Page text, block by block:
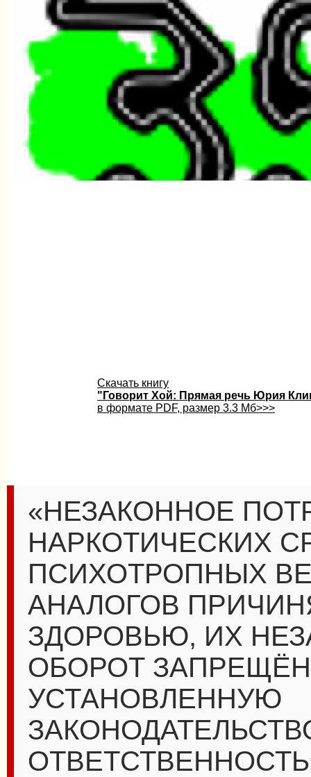
Скачать книгу
"Говорит Хой: Прямая речь Юрия
в формате PDF, размер 3.3 Мб>>>
«НЕЗАКОННОЕ
НАРКОТИЧЕСКИХ
ПСИХОТРОПНЫХ
АНАЛОГОВ
ЗДОРОВЬЮ, ИХ
ОБОРОТ
УСТАНОВЛЕННУЮ